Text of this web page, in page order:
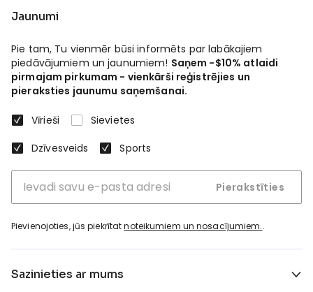
Jaunumi
Pie tam, Tu vienmēr būsi informēts par labākajiem
piedāvājumiem un jaunumiem! Saņem -$10% atlaidi
pirmajam pirkumam - vienkārši reģistrējies un
pieraksties jaunumu saņemšanai.
Vīrieši
Sievietes
Dzīvesveids
Sports
Pierakstīties
Pievienojoties, jūs piekrītatnoteikumiem un nosacījumiem..
Sazinieties ar mums